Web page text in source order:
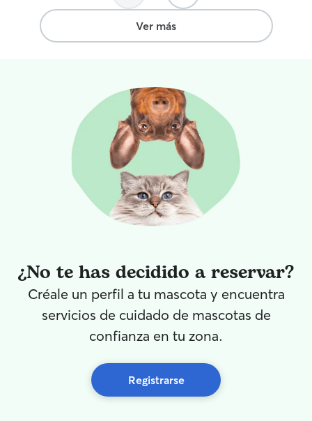
de tu mascota. Paso la mayor parte del
tiempo en casa, lo que me facilita estar
con tu mascota y sacarla a pasear las
mascota se sienta como en casa, cerca
de casa, tengo un parque muy grande
donde se realizarán los paseos
tanto para mi
próxima vez
ella. (La perrita
Ver más
¿No te has decidido a reservar?
Créale un perfil a tu mascota y encuentra
servicios de cuidado de mascotas de
confianza en tu zona.
Registrarse